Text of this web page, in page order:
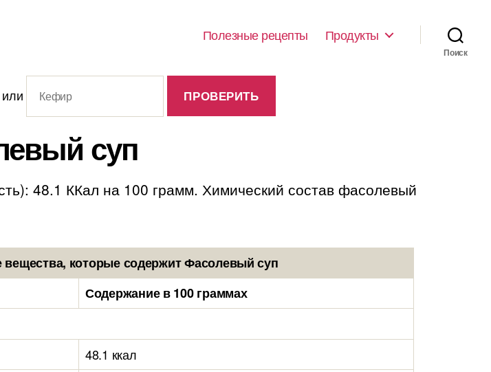
Полезные рецепты Продукты
Поиск
или
суп
48.1 ККал на 100 грамм. Химический состав фасолевый
которые содержит Фасолевый суп
Содержание в 100 граммах
48.1 ккал